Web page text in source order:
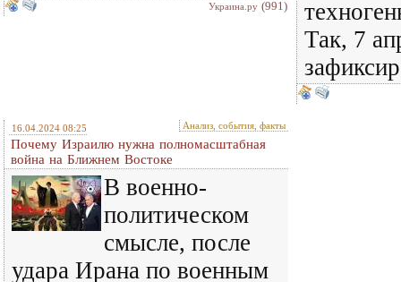
Украина.ру (991)
Так, 7
16.04.2024 08:25 Анализ, события, факты
Почему Израилю нужна полномасштабная
война на Ближнем Востоке
В военно-
политическом
смысле, после
удара Ирана по военным